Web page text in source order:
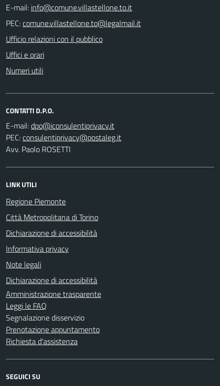
E-mail:
PEC:
Ufficio relazioni con il pubblico
Uffici e orari
Numeri utili
CONTATTI D.P.O.
E-mail:
PEC:
Avv. Paolo ROSETTI
LINK UTILI
Regione Piemonte
Città Metropolitana di Torino
Dichiarazione di accessibilità
Informativa privacy
Note legali
Dichiarazione di accessibilità
Amministrazione trasparente
Leggi le FAQ
Segnalazione disservizio
Prenotazione appuntamento
Richiesta d'assistenza
SEGUICI SU